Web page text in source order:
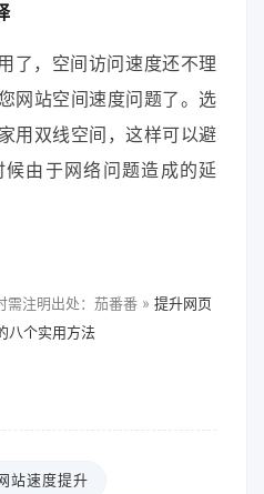
了，空间访问速度还不理
网站空间速度问题了。选
用双线空间，这样可以避
由于网络问题造成的延
需注明出处：茄番番 » 提升网页
八个实用方法
站速度提升